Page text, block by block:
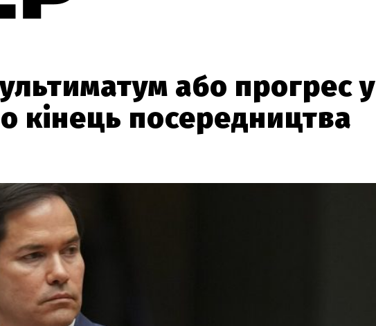
або прогрес у
кінець посередництва